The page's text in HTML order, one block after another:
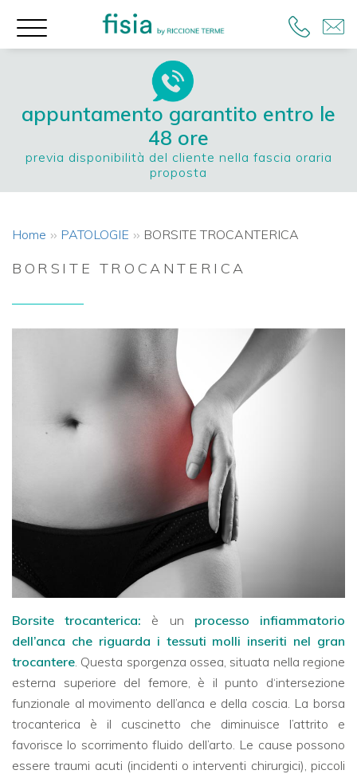
appuntamento garantito entro le
48 ore
previa disponibilità del cliente nella fascia oraria
proposta
Home PATOLOGIE BORSITE TROCANTERICA
BORSITE TROCANTERICA
Borsite trocanterica: è un processo infiammatorio
dell’anca che riguarda i tessuti molli inseriti nel gran
trocantere . Questa sporgenza ossea, situata nella regione
esterna superiore del femore, è il punto d‘intersezione
funzionale al movimento dell’anca e della coscia. La borsa
trocanterica è il cuscinetto che diminuisce l’attrito e
favorisce lo scorrimento fluido dell’arto. Le cause possono
essere traumi acuti (incidenti o interventi chirurgici), piccoli